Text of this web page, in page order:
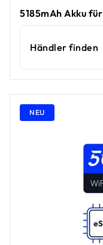
5185mAh Akku
Händler finden
NEU